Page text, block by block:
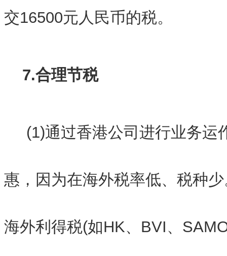
交16500元人民币的税。
7.合理节税
(1)通过香港公司进行业务运
惠，因为在海外税率低、税种
海外利得税(如HK、BVI、